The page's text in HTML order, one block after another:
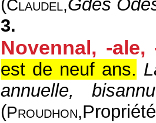
(Claudel,Gdes
3.
Novennal, -ale,
est de neuf ans.
annuelle,
(Proudhon,Propriété